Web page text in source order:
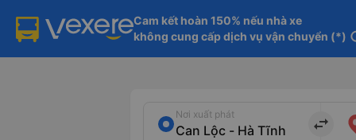
Cam kết hoàn 150% nếu nhà xe
không cung cấp dịch vụ vận chuyển (*)
Nơi xuất phát
import_export